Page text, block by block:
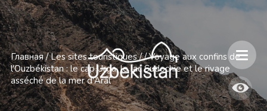
Главная / Les sites touristiques / / Voyage aux confins de
l'Ouzbékistan : le cap Urga, le lac Sudochie et le rivage
asséché de la mer d'Aral